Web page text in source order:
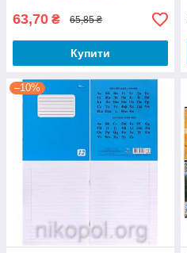
63,70 ₴ 65,85 ₴
Купити
–10%